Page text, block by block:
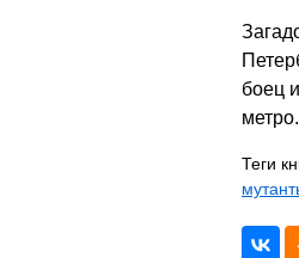
боец
метро.
Теги